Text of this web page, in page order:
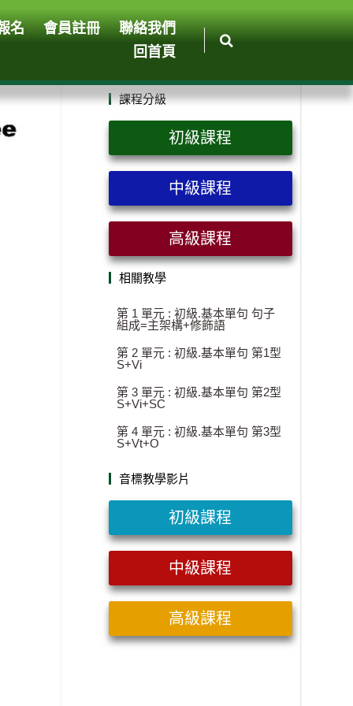
名 會員註冊
聯絡我們
回首頁
課程分級
初級課程
中級課程
高級課程
相關教學
第 1 單元 : 初級.基本單句 句子
組成=主架構+修飾語
第 2 單元 : 初級.基本單句 第1型
S+Vi
第 3 單元 : 初級.基本單句 第2型
S+Vi+SC
第 4 單元 : 初級.基本單句 第3型
S+Vt+O
音標教學影片
初級課程
中級課程
高級課程